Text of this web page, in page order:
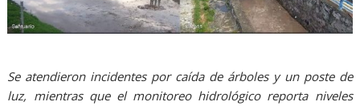
Se atendieron incidentes por caída de árboles y un poste de
luz, mientras que el monitoreo hidrológico reporta niveles